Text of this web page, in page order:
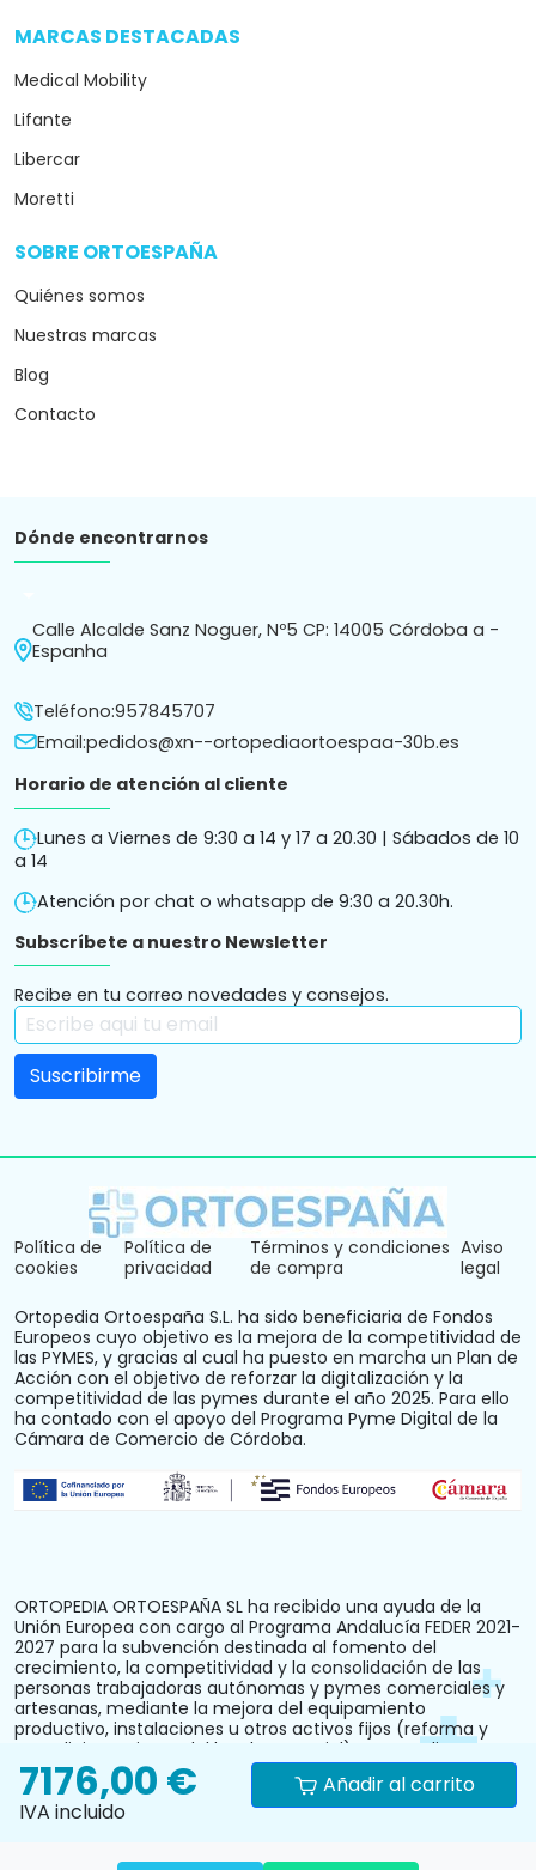
MARCAS DESTACADAS
Medical Mobility
Lifante
Libercar
Moretti
SOBRE ORTOESPAÑA
Quiénes somos
Nuestras marcas
Blog
Contacto
Dónde encontrarnos
Calle Alcalde Sanz Noguer, Nº5 CP: 14005 Córdoba a -
Espanha
Teléfono:957845707
Email:pedidos@xn--ortopediaortoespaa-30b.es
Horario de atención al cliente
Lunes a Viernes de 9:30 a 14 y 17 a 20.30 | Sábados de 10
a 14
Atención por chat o whatsapp de 9:30 a 20.30h.
Subscríbete a nuestro Newsletter
Recibe en tu correo novedades y consejos.
Política de
cookies
Política de
privacidad
Términos y condiciones
de compra
Aviso
legal
Ortopedia Ortoespaña S.L. ha sido beneficiaria de Fondos
Europeos cuyo objetivo es la mejora de la competitividad de
las PYMES, y gracias al cual ha puesto en marcha un Plan de
Acción con el objetivo de reforzar la digitalización y la
competitividad de las pymes durante el año 2025. Para ello
ha contado con el apoyo del Programa Pyme Digital de la
Cámara de Comercio de Córdoba.
ORTOPEDIA ORTOESPAÑA SL ha recibido una ayuda de la
Unión Europea con cargo al Programa Andalucía FEDER 2021-
2027 para la subvención destinada al fomento del
crecimiento, la competitividad y la consolidación de las
personas trabajadoras autónomas y pymes comerciales y
artesanas, mediante la mejora del equipamiento
productivo, instalaciones u otros activos fijos (reforma y
acondicionamiento del local comercial). N.º Expediente:
PYM242024CO000000028.
7176,00 €
IVA incluido
Añadir al carrito